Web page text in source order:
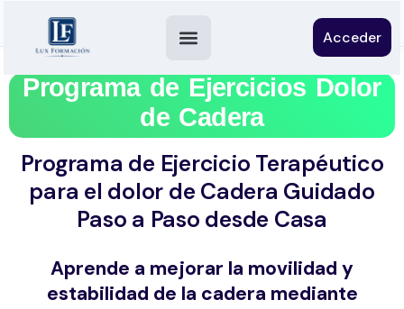
Acceder
Programa de Ejercicios Dolor
de Cadera
Programa de Ejercicio Terapéutico
para el dolor de Cadera Guidado
Paso a Paso desde Casa
Aprende a mejorar la movilidad y
estabilidad de la cadera mediante